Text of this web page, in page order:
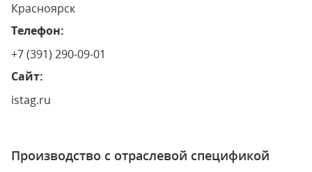
Красноярск
Телефон:
+7 (391) 290-09-01
Сайт:
istag.ru
Производство с отраслевой спецификой